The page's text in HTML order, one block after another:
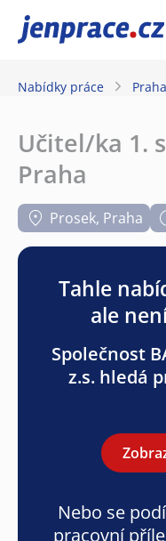
JenPráce.cz
Nabídky práce Praha
Učitel/ka 1.
Praha
Prosek, Praha
Tahle
ale
Společnost
z.s. hledá
Nebo se
pracovní